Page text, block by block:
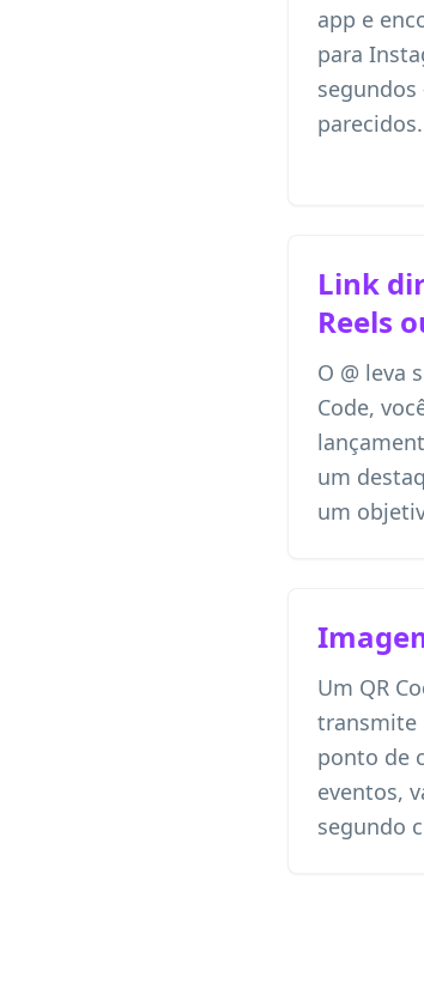
app e
para
parecidos.
Link
Reels
O @ leva
Code,
um
um
Um QR
transmite
ponto de
eventos,
segundo